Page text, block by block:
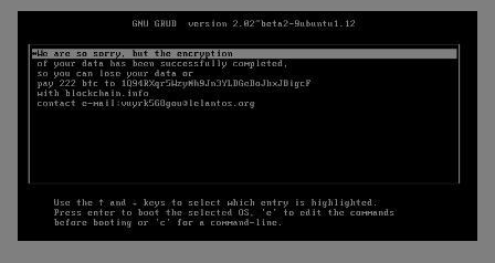
Ungebremster Aufstieg: Mega-Ransomware. Deutsche
Unternehmen dürfen Bedrohungspotential nicht
unterschätzen
Weiterentwicklung der HTTP-basierten Cyberangriffe lässt
Phishing-Trend: Führungskräfte im Visier. Was hilft gegen
Harpoon Whaling?